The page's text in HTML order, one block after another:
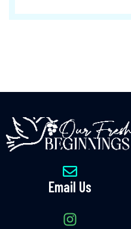
Email Us